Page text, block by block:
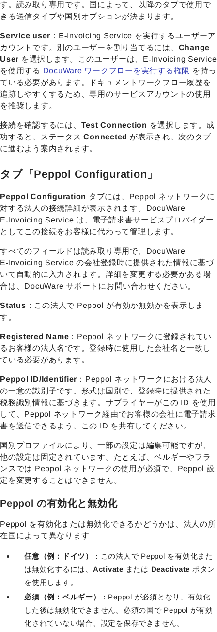
す。読み取り専用です。国によって、以降のタブで使用で
きる送信タイプや国別オプションが決まります。
Service user ：E‑Invoicing Service を実行するユーザーア
カウントです。別のユーザーを割り当てるには、 Change
User を選択します。このユーザーは、E‑Invoicing Service
を使用する DocuWare ワークフローを実行する権限 を持っ
ている必要があります。ドキュメントワークフロー履歴を
追跡しやすくするため、専用のサービスアカウントの使用
を推奨します。
接続を確認するには、 Test Connection を選択します。成
功すると、ステータスConnected が表示され、次のタブ
に進むよう案内されます。
タブ「Peppol Configuration」
Peppol Configuration タブには、Peppol ネットワークに
対する法人の接続詳細が表示されます。DocuWare
E‑Invoicing Service は、電子請求書サービスプロバイダー
としてこの接続をお客様に代わって管理します。
すべてのフィールドは読み取り専用で、DocuWare
E‑Invoicing Service の会社登録時に提供された情報に基づ
いて自動的に入力されます。詳細を変更する必要がある場
合は、DocuWare サポートにお問い合わせください。
Status ：この法人で Peppol が有効か無効かを表示しま
す。
Registered Name ：Peppol ネットワークに登録されてい
るお客様の法人名です。登録時に使用した会社名と一致し
ている必要があります。
Peppol ID/Identifier ：Peppol ネットワークにおける法人
の一意の識別子です。形式は国別で、登録時に提供された
税務識別情報に基づきます。サプライヤーがこの ID を使用
して、Peppol ネットワーク経由でお客様の会社に電子請求
書を送信できるよう、この ID を共有してください。
国別プロファイルにより、一部の設定は編集可能ですが、
他の設定は固定されています。たとえば、ベルギーやフラ
ンスでは Peppol ネットワークの使用が必須で、Peppol 設
定を変更することはできません。
Peppol の有効化と無効化
Peppol を有効化または無効化できるかどうかは、法人の所
在国によって異なります：
任意（例：ドイツ）
：この法人で Peppol を有効化また
は無効化するには、 Activate または Deactivate ボタン
を使用します。
必須（例：ベルギー）
：Peppol が必須となり、有効化
した後は無効化できません。必須の国で Peppol が有効
化されていない場合、設定を保存できません。